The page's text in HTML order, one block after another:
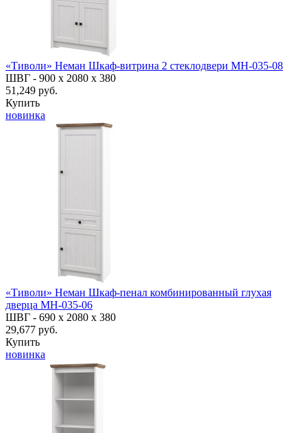
«Тиволи» Неман Шкаф-витрина 2 стеклодвери МН-035-08
ШВГ - 900 х 2080 х 380
51,249 руб.
Купить
новинка
«Тиволи» Неман Шкаф-пенал комбинированный глухая
дверца МН-035-06
ШВГ - 690 х 2080 х 380
29,677 руб.
Купить
новинка